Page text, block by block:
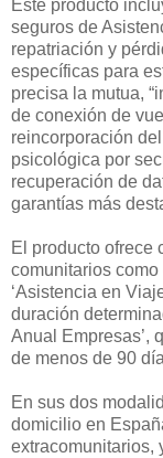
Este producto
seguros de
repatriación y
específicas para
precisa la mutua,
de conexión de
reincorporación
psicológica por
recuperación de
garantías más
El producto ofrece
comunitarios
‘Asistencia en
duración
Anual Empresas’,
de menos de 90
En sus dos
domicilio en
extracomunitarios,